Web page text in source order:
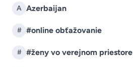
A Azerbaijan
# #online obťažovanie
# #ženy vo verejnom priestore